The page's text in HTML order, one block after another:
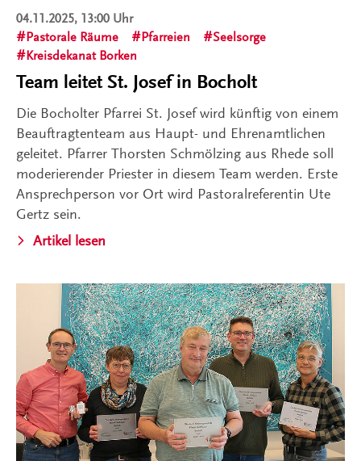
04.11.2025, 13:00 Uhr
Pastorale Räume
Pfarreien
Seelsorge
Kreisdekanat Borken
Team leitet St. Josef in Bocholt
Die Bocholter Pfarrei St. Josef wird künftig von einem
Beauftragtenteam aus Haupt- und Ehrenamtlichen
geleitet. Pfarrer Thorsten Schmölzing aus Rhede soll
moderierender Priester in diesem Team werden. Erste
Ansprechperson vor Ort wird Pastoralreferentin Ute
Gertz sein.
Artikel lesen